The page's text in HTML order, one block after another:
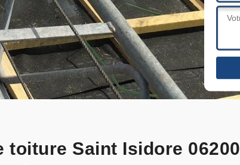
toiture Saint Isidore 06200